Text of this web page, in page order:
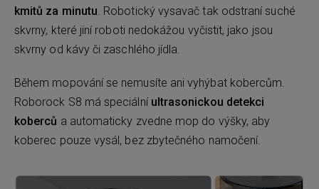
kmitů za minutu. Robotický vysavač tak odstraní suché
skvrny, které jiní roboti nedokážou vyčistit, jako jsou
skvrny od kávy či zaschlého jídla.
Během mopování se nemusíte ani vyhýbat kobercům.
Roborock S8 má speciální ultrasonickou detekci
koberců a automaticky zvedne mop do výšky, aby
koberec pouze vysál, bez zbytečného namočení.